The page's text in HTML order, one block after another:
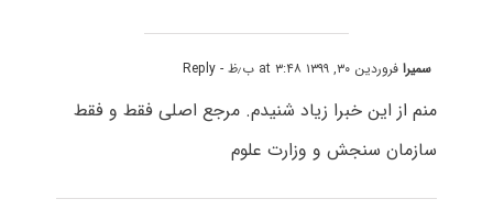
سمیرافروردین ۳۰, ۱۳۹۹ at ۳:۴۸ ب٫ظ - Reply
منم از این خبرا زیاد شنیدم. مرجع اصلی فقط و فقط
سازمان سنجش و وزارت علوم